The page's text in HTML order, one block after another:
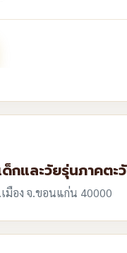
กและวัยรุ่นภาคตะ
มือง จ.ขอนแก่น 40000